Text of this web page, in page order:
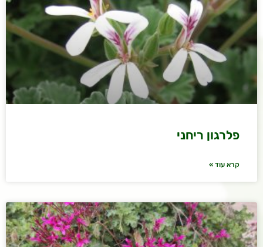
פלרגון ריחני
קרא עוד »